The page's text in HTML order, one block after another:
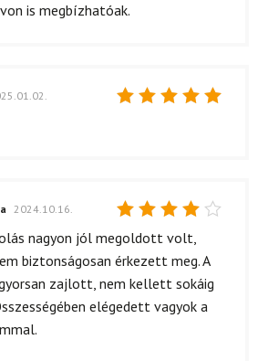
is megbízhatóak.
Értékelés:
4
2024.10.16.
nagyon jól megoldott volt,
biztonságosan érkezett meg. A
zajlott, nem kellett sokáig
elégedett vagyok a